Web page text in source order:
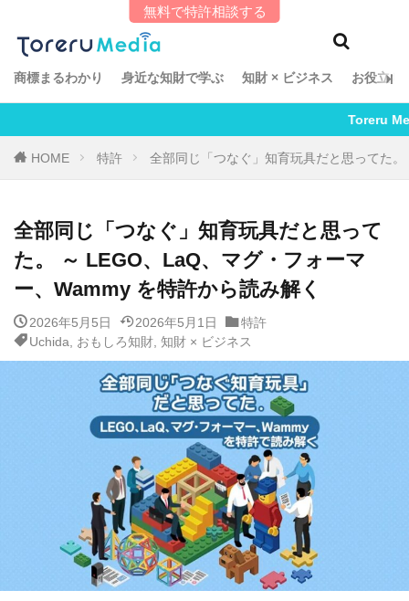
商標まるわかり 身近な知財で学ぶ 知財 × ビジネス お役立ち
無料で特許相談する
Toreru Media は【隔週火曜
HOME 特許 全部同じ「つなぐ」知育玩具だと思ってた
全部同じ「つなぐ」知育玩具だと思って
た。 ～ LEGO、LaQ、マグ・フォーマ
ー、Wammy を特許から読み解く
2026年5月5日 2026年5月1日
特許
Uchida
おもしろ知財, 知財 × ビジネス
タグ
「知財とアレ」エッセイ Omochi Satomi
suiP TCG特許探検記 Toreru編集部
Uchida あしたの知財 インタビュー
おもしろ知財 ゲスト投稿 こち亀
ラーメン商標記 商標まるわかり 土野史隆
安田健朗 特許まるわかり
知財 × ビジネス 知財ほろ酔い酒紀行
検索